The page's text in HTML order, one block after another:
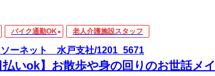
バイク通勤OK 老人介護施設スタッフ
ーネット 水戸支社/1201_5671
払いok】お散歩や身の回りのお世話メイ